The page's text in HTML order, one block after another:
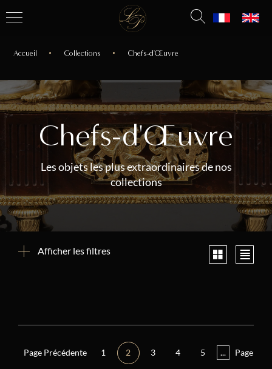
Accueil Collections Chefs-d'Œuvre
Chefs-d'Œuvre
Les objets les plus extraordinaires de nos
collections
Afficher les filtres
Régence (1715 – 1723) (0)
Page Précédente 1 2 3 4 5 ... Page